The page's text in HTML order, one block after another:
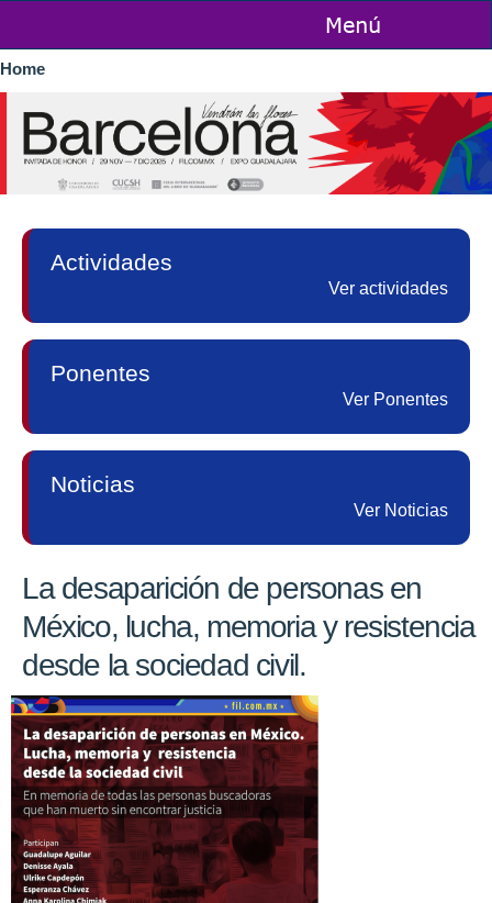
You are here
Home
Actividades
Ver actividades
Ponentes
Ver Ponentes
Noticias
Ver Noticias
La desaparición de personas en
México, lucha, memoria y resistencia
desde la sociedad civil.